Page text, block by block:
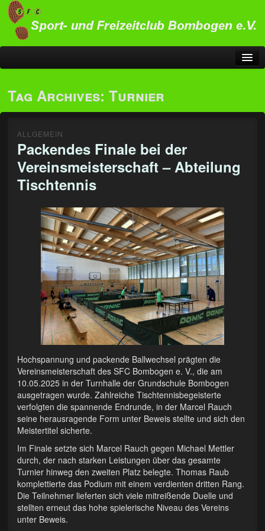
Sportangebot
…für Alle
Fitness kennt kein Alter
Pilates
Nordic Walking
Rückentraining
Tischtennis
Cornhole
…für Kinder
Kinderturnen
…für Frauen
Damen-Aerobic
Präventives Fitness- und Bewegungstraining
…für Männer
Männersportgruppe
Tag Archives:Turnier
ALLGEMEIN
Packendes Finale bei der
Vereinsmeisterschaft – Abteilung
Tischtennis
Hochspannung und packende Ballwechsel prägten die
Vereinsmeisterschaft des SFC Bombogen e. V., die am
10.05.2025 in der Turnhalle der Grundschule Bombogen
ausgetragen wurde. Zahlreiche Tischtennisbegeisterte
verfolgten die spannende Endrunde, in der Marcel Rauch
seine herausragende Form unter Beweis stellte und sich den
Meistertitel sicherte.
Im Finale setzte sich Marcel Rauch gegen Michael Mettler
durch, der nach starken Leistungen über das gesamte
Turnier hinweg den zweiten Platz belegte. Thomas Raub
komplettierte das Podium mit einem verdienten dritten Rang.
Die Teilnehmer lieferten sich viele mitreißende Duelle und
stellten erneut das hohe spielerische Niveau des Vereins
unter Beweis.